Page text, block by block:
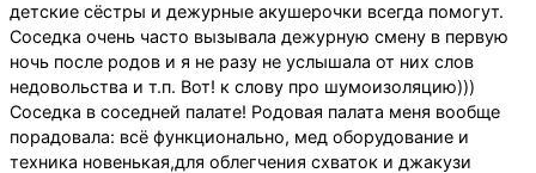
детские сёстры и дежурные акушерочки всегда помогут.
Соседка очень часто вызывала дежурную смену в первую
ночь после родов и я не разу не услышала от них слов
недовольства и т.п. Вот! к слову про шумоизоляцию)))
Соседка в соседней палате! Родовая палата меня вообще
порадовала: всё функционально, мед оборудование и
техника новенькая,для облегчения схваток и джакузи